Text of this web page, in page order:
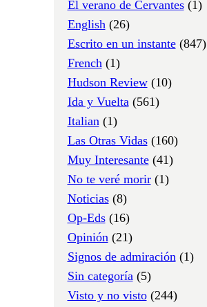
El verano de Cervantes(1)
English(26)
Escrito en un instante(847)
French(1)
Hudson Review(10)
Ida y Vuelta(561)
Italian(1)
Las Otras Vidas(160)
Muy Interesante(41)
No te veré morir(1)
Noticias(8)
Op-Eds(16)
Opinión(21)
Signos de admiración(1)
Sin categoría(5)
Visto y no visto(244)